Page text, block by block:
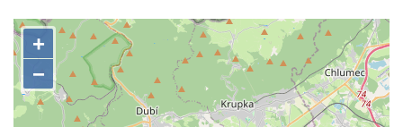
Socha Volavka v ZOO Hluboká
Flamingo trůn v ZOO Hluboká
Lavička Kůň Převalského v ZOO Hluboká
Lysá nad Labem, barokní město Šporkovo